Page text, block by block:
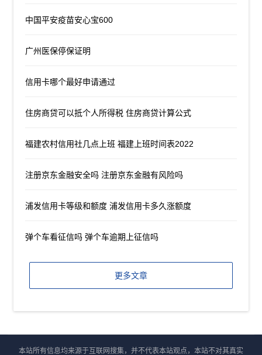
中国平安疫苗安心宝600
广州医保停保证明
信用卡哪个最好申请通过
住房商贷可以抵个人所得税 住房商贷计算公式
福建农村信用社几点上班 福建上班时间表2022
注册京东金融安全吗 注册京东金融有风险吗
浦发信用卡等级和额度 浦发信用卡多久涨额度
弹个车看征信吗 弹个车逾期上征信吗
更多文章
本站所有信息均来源于互联网搜集，并不代表本站观点，本站不对其真实